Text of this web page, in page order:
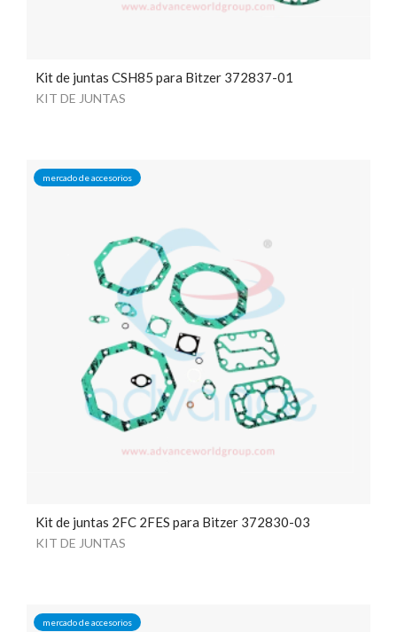
Kit de juntas CSH85 para Bitzer 372837-01
KIT DE JUNTAS
mercado de accesorios
Kit de juntas 2FC 2FES para Bitzer 372830-03
KIT DE JUNTAS
mercado de accesorios